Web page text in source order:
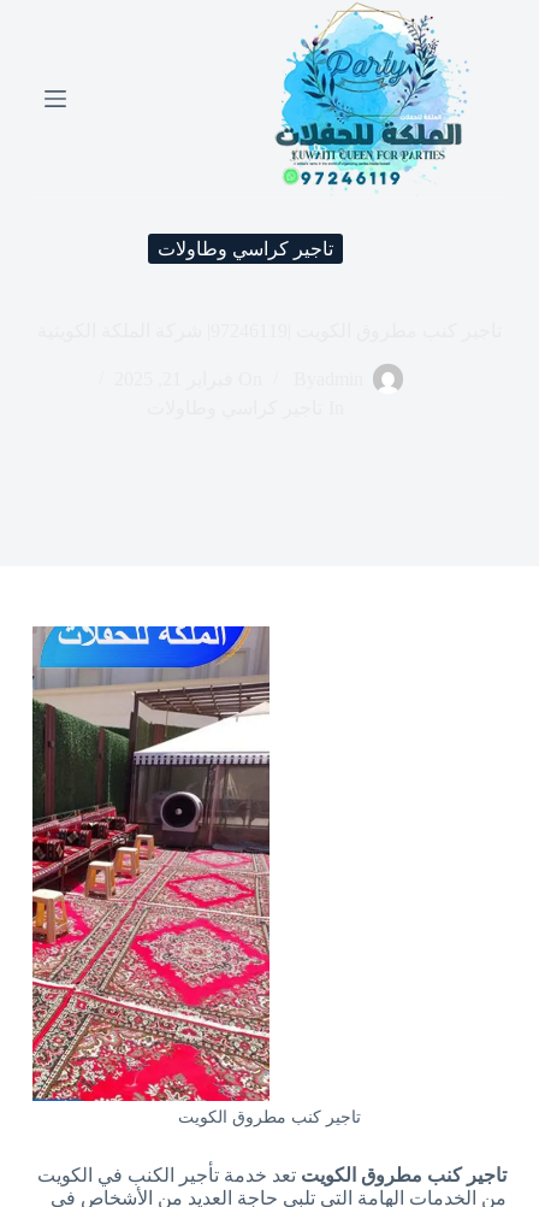
تاجير كراسي وطاولات
تاجير كنب مطروق الكويت
تاجير كنب مطروق الكويت تعد خدمة تأجير الكنب في الكويت
من الخدمات الهامة التي تلبي حاجة العديد من الأشخاص في